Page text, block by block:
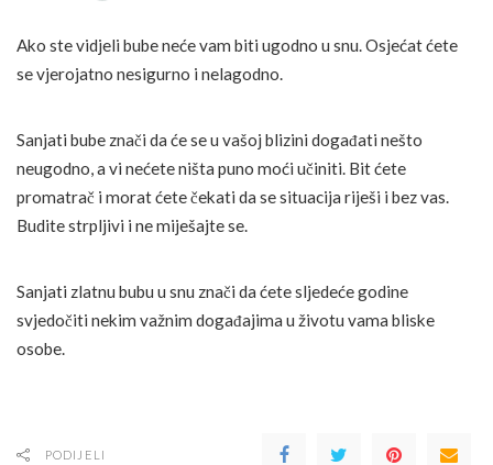
Ako ste vidjeli bube neće vam biti ugodno u snu. Osjećat ćete
se vjerojatno nesigurno i nelagodno.
Sanjati bube znači da će se u vašoj blizini događati nešto
neugodno, a vi nećete ništa puno moći učiniti. Bit ćete
promatrač i morat ćete čekati da se situacija riješi i bez vas.
Budite strpljivi i ne miješajte se.
Sanjati zlatnu bubu u snu znači da ćete sljedeće godine
svjedočiti nekim važnim događajima u životu vama bliske
osobe.
PODIJELI